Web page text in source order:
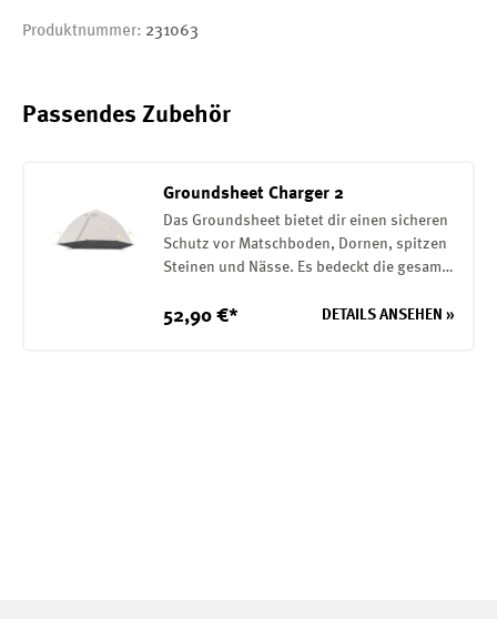
Produktnummer: 231063
Passendes Zubehör
Groundsheet Charger 2
Das Groundsheet bietet dir einen sicheren
Schutz vor Matschboden, Dornen, spitzen
Steinen und Nässe. Es bedeckt die gesamte
Gurtbändern am Zelt befestigt. Zudem ist
52,90 €* DETAILS ANSEHEN »